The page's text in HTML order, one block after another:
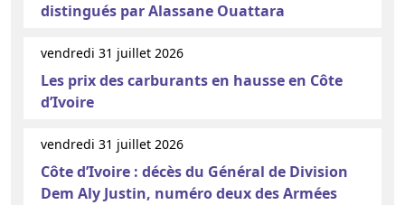
distingués par Alassane Ouattara
vendredi 31 juillet 2026
Les prix des carburants en hausse en Côte
d’Ivoire
vendredi 31 juillet 2026
Côte d’Ivoire : décès du Général de Division
Dem Aly Justin, numéro deux des Armées